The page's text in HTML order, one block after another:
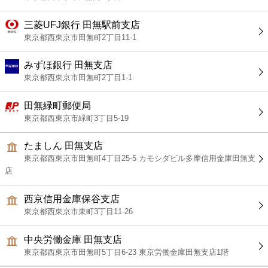
三菱UFJ銀行 田無駅前支店
東京都西東京市田無町2丁目11-1
みずほ銀行 田無支店
東京都西東京市田無町2丁目1-1
田無緑町郵便局
東京都西東京市緑町3丁目5-19
たましん 田無支店
東京都西東京市田無町4丁目25-5 カモシダビル多摩信用金庫田無支
店
西京信用金庫保谷支店
東京都西東京市東町3丁目11-26
中央労働金庫 田無支店
東京都西東京市田無町5丁目6-23 東京労働金庫田無支店1階